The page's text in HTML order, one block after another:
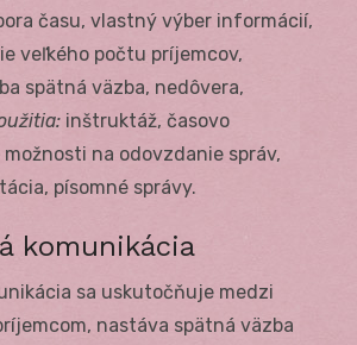
času, vlastný výber informácií,
veľkého počtu príjemcov,
spätná väzba, nedôvera,
inštruktáž, časovo
na odovzdanie správ,
písomné správy.
komunikácia
sa uskutočňuje medzi
nastáva spätná väzba